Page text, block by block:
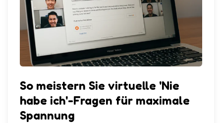
So meistern Sie virtuelle 'Nie
habe ich'-Fragen für maximale
Spannung